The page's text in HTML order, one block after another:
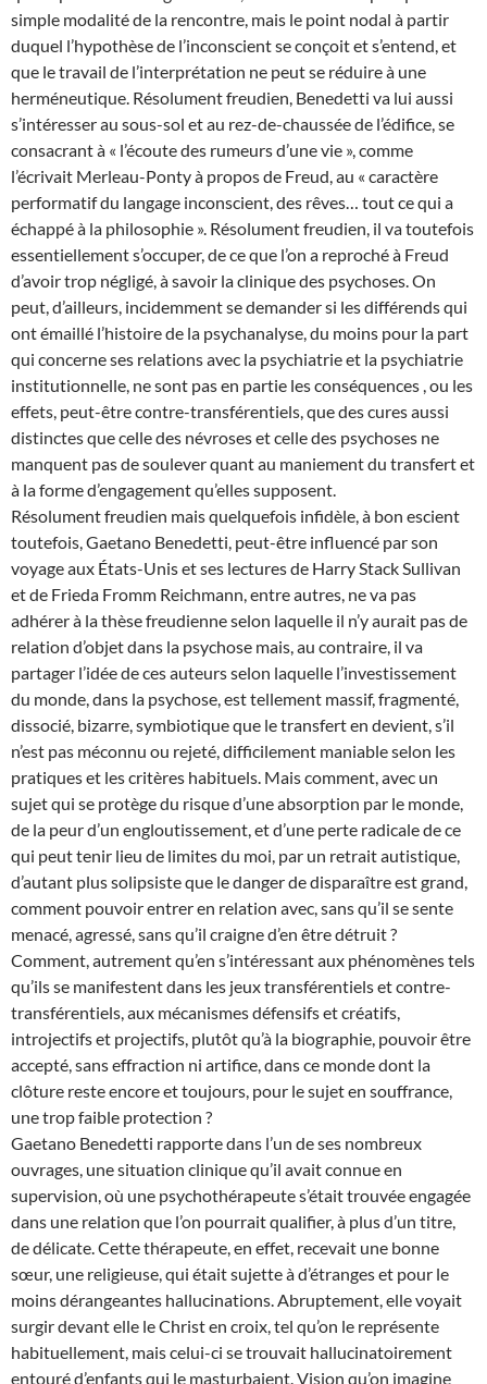
simple modalité de la rencontre, mais le point nodal à partir
duquel l’hypothèse de l’inconscient se conçoit et s’entend, et
que le travail de l’interprétation ne peut se réduire à une
herméneutique. Résolument freudien, Benedetti va lui aussi
s’intéresser au sous-sol et au rez-de-chaussée de l’édifice, se
consacrant à « l’écoute des rumeurs d’une vie », comme
l’écrivait Merleau-Ponty à propos de Freud, au « caractère
performatif du langage inconscient, des rêves… tout ce qui a
échappé à la philosophie ». Résolument freudien, il va toutefois
essentiellement s’occuper, de ce que l’on a reproché à Freud
d’avoir trop négligé, à savoir la clinique des psychoses. On
peut, d’ailleurs, incidemment se demander si les différends qui
ont émaillé l’histoire de la psychanalyse, du moins pour la part
qui concerne ses relations avec la psychiatrie et la psychiatrie
institutionnelle, ne sont pas en partie les conséquences , ou les
effets, peut-être contre-transférentiels, que des cures aussi
distinctes que celle des névroses et celle des psychoses ne
manquent pas de soulever quant au maniement du transfert et
à la forme d’engagement qu’elles supposent.
Résolument freudien mais quelquefois infidèle, à bon escient
toutefois, Gaetano Benedetti, peut-être influencé par son
voyage aux États-Unis et ses lectures de Harry Stack Sullivan
et de Frieda Fromm Reichmann, entre autres, ne va pas
adhérer à la thèse freudienne selon laquelle il n’y aurait pas de
relation d’objet dans la psychose mais, au contraire, il va
partager l’idée de ces auteurs selon laquelle l’investissement
du monde, dans la psychose, est tellement massif, fragmenté,
dissocié, bizarre, symbiotique que le transfert en devient, s’il
n’est pas méconnu ou rejeté, difficilement maniable selon les
pratiques et les critères habituels. Mais comment, avec un
sujet qui se protège du risque d’une absorption par le monde,
de la peur d’un engloutissement, et d’une perte radicale de ce
qui peut tenir lieu de limites du moi, par un retrait autistique,
d’autant plus solipsiste que le danger de disparaître est grand,
comment pouvoir entrer en relation avec, sans qu’il se sente
menacé, agressé, sans qu’il craigne d’en être détruit ?
Comment, autrement qu’en s’intéressant aux phénomènes tels
qu’ils se manifestent dans les jeux transférentiels et contre-
transférentiels, aux mécanismes défensifs et créatifs,
introjectifs et projectifs, plutôt qu’à la biographie, pouvoir être
accepté, sans effraction ni artifice, dans ce monde dont la
clôture reste encore et toujours, pour le sujet en souffrance,
une trop faible protection ?
Gaetano Benedetti rapporte dans l’un de ses nombreux
ouvrages, une situation clinique qu’il avait connue en
supervision, où une psychothérapeute s’était trouvée engagée
dans une relation que l’on pourrait qualifier, à plus d’un titre,
de délicate. Cette thérapeute, en effet, recevait une bonne
sœur, une religieuse, qui était sujette à d’étranges et pour le
moins dérangeantes hallucinations. Abruptement, elle voyait
surgir devant elle le Christ en croix, tel qu’on le représente
habituellement, mais celui-ci se trouvait hallucinatoirement
entouré d’enfants qui le masturbaient. Vision qu’on imagine